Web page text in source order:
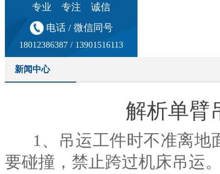
专业 专注 诚信
电话 / 微信同号
18012386387 / 13901516113
新闻中心
解析单臂
1、吊运工件时不准离地
要碰撞，禁止跨过机床吊运